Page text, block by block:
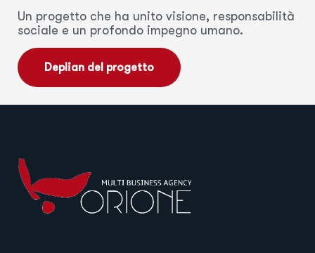
Un progetto che ha unito visione, responsabilità
sociale e un profondo impegno umano.
Deplian del progetto